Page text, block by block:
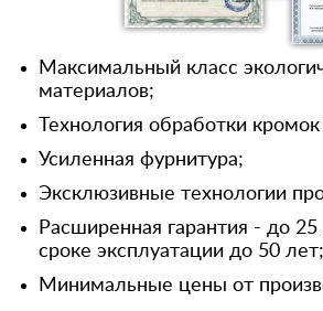
Максимальный класс
материалов;
Технология обработки
Усиленная фурнитура;
Эксклюзивные технологии
Расширенная гарантия - до 25
сроке эксплуатации до 50 лет;
Минимальные цены от